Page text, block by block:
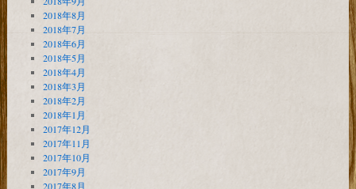
2018年8月
2018年7月
2018年6月
2018年5月
2018年4月
2018年3月
2018年2月
2018年1月
2017年12月
2017年11月
2017年10月
2017年9月
2017年8月